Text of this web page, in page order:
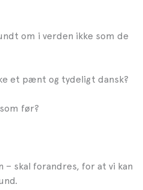
om i verden ikke som de
et pænt og tydeligt dansk?
før?
skal forandres, for at vi kan